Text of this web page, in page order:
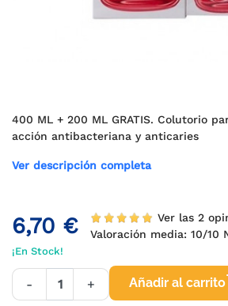
400 ML + 200 ML GRATIS. Colutorio
acción antibacteriana y anticaries
Ver descripción completa
6,70 €
Ver las 2
Valoración media: 10/10
¡En Stock!
- + Añadir al carrito